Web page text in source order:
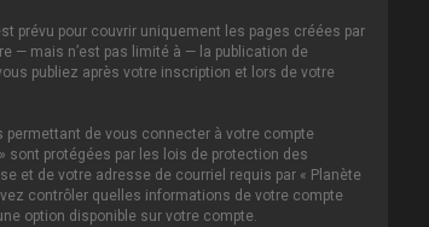
prévu pour couvrir uniquement les pages créées par
— mais n’est pas limité à — la publication de
publiez après votre inscription et lors de votre
permettant de vous connecter à votre compte
sont protégées par les lois de protection des
et de votre adresse de courriel requis par « Planète
contrôler quelles informations de votre compte
option disponible sur votre compte.